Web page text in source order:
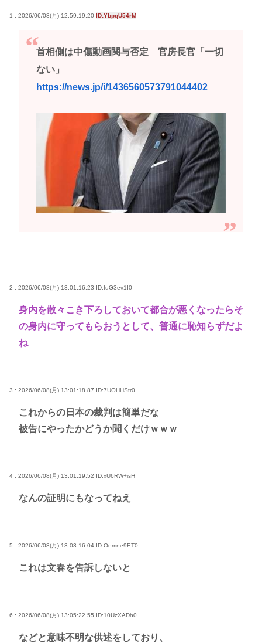
1 : 2026/06/08(月) 12:59:19.20 ID:YbpqU54rM
首相側は中傷動画関与否定 官房長官「一切
ない」
https://news.jp/i/1436560573791044402
2 : 2026/06/08(月) 13:01:16.23 ID:fuG3ev1I0
身内を散々こき下ろしておいて都合が悪くなったらそ
の身内に守ってもらおうとして、普通に恥知らずだよ
ね
3 : 2026/06/08(月) 13:01:18.87 ID:7UOHHStr0
これからの日本の裁判は簡単だな
被告にやったかどうか聞くだけｗｗｗ
4 : 2026/06/08(月) 13:01:19.52 ID:xU6RW+isH
なんの証明にもなってねえ
5 : 2026/06/08(月) 13:03:16.04 ID:Oemne9ET0
これは文春を告訴しないと
6 : 2026/06/08(月) 13:05:22.55 ID:10UzXADh0
などと意味不明な供述をしており、